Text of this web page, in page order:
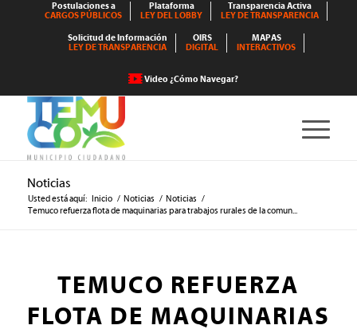
Postulaciones a
CARGOS PÚBLICOS
Plataforma
LEY DEL LOBBY
Transparencia Activa
LEY DE TRANSPARENCIA
Solicitud de Información
LEY DE TRANSPARENCIA
OIRS
DIGITAL
MAPAS
INTERACTIVOS
Video ¿Cómo Navegar?
Noticias
Usted está aquí: Inicio / Noticias / Noticias /
Temuco refuerza flota de maquinarias para trabajos rurales de la comun...
TEMUCO REFUERZA
FLOTA DE MAQUINARIAS